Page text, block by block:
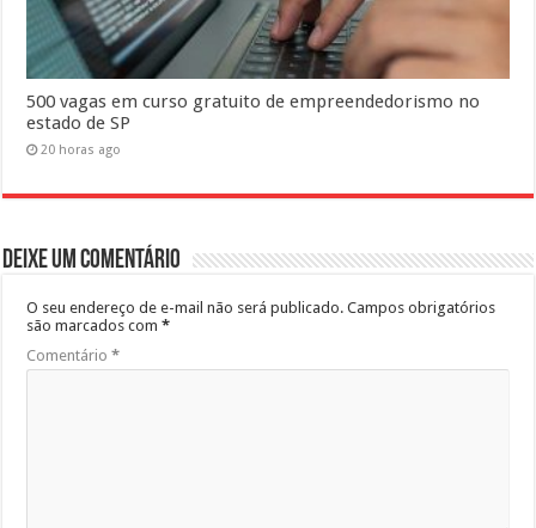
500 vagas em curso gratuito de empreendedorismo no
estado de SP
20 horas ago
Deixe um comentário
O seu endereço de e-mail não será publicado. Campos obrigatórios
são marcados com*
Comentário*